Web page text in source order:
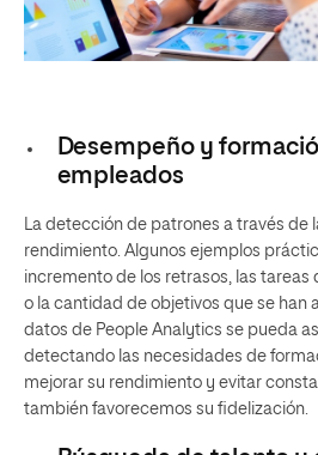
Desempeño y
empleados
La detección de patrones a través de
rendimiento. Algunos ejemplos
incremento de los retrasos, las tareas
o la cantidad de objetivos que se han
datos de People Analytics se pueda
detectando las necesidades de
mejorar su rendimiento y evitar
también favorecemos su fidelización.